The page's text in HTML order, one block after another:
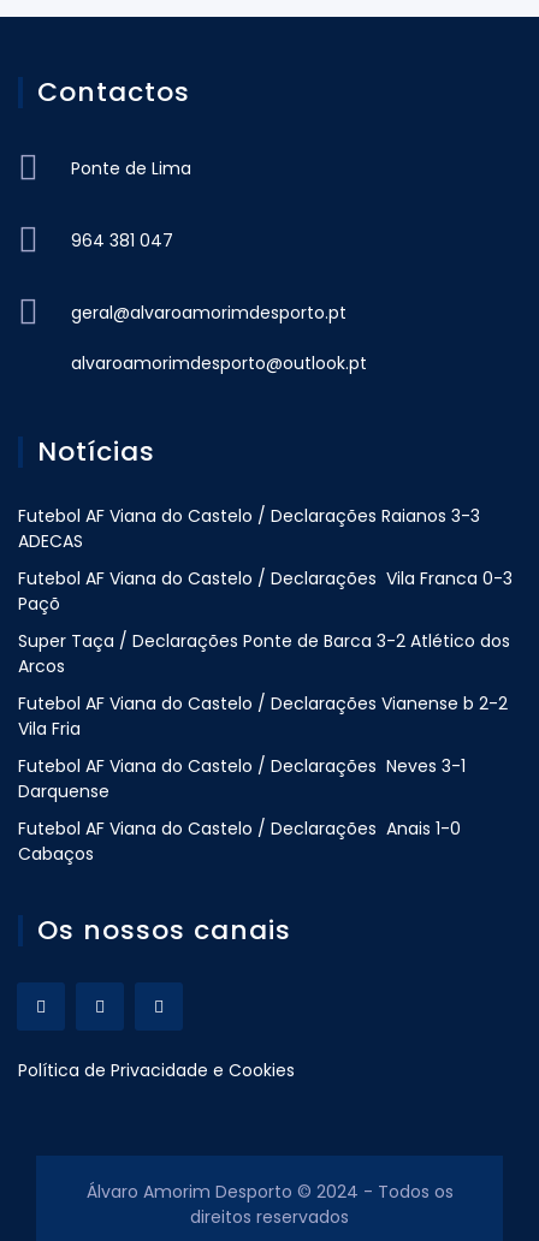
Contactos
Ponte de Lima
964 381 047
geral@alvaroamorimdesporto.pt
alvaroamorimdesporto@outlook.pt
Notícias
Futebol AF Viana do Castelo / Declarações Raianos 3-3
ADECAS
Futebol AF Viana do Castelo / Declarações Vila Franca 0-3
Paçõ
Super Taça / Declarações Ponte de Barca 3-2 Atlético dos
Arcos
Futebol AF Viana do Castelo / Declarações Vianense b 2-2
Vila Fria
Futebol AF Viana do Castelo / Declarações Neves 3-1
Darquense
Futebol AF Viana do Castelo / Declarações Anais 1-0
Cabaços
Os nossos canais
Política de Privacidade e Cookies
Álvaro Amorim Desporto © 2024 - Todos os
direitos reservados